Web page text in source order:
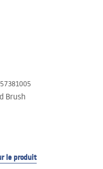
Brush
le produit